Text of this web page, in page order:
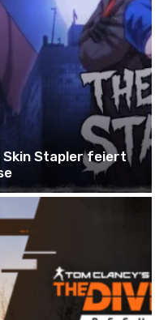
Skin Stapler feiert